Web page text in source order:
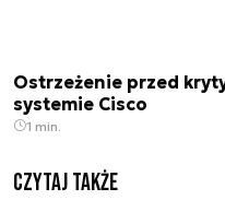
Ostrzeżenie przed
systemie Cisco
1 min.
Czytaj także